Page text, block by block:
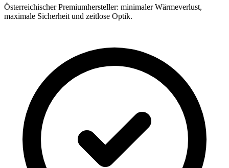
Österreichischer Premiumhersteller: minimaler Wärmeverlust,
maximale Sicherheit und zeitlose Optik.